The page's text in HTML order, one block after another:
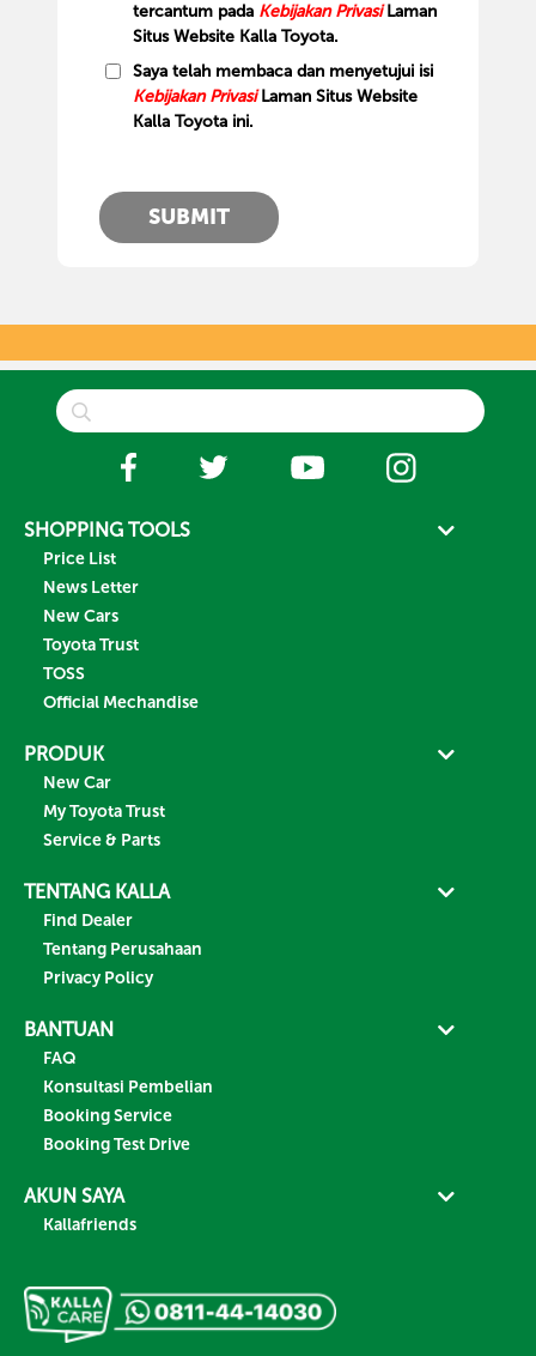
tercantum pada Kebijakan PrivasiLaman
Situs Website Kalla Toyota.
Saya telah membaca dan menyetujui isi
Kebijakan PrivasiLaman Situs Website
Kalla Toyota ini.
SUBMIT
SHOPPING TOOLS
Price List
News Letter
New Cars
Toyota Trust
TOSS
Official Mechandise
PRODUK
New Car
My Toyota Trust
Service & Parts
TENTANG KALLA
Find Dealer
Tentang Perusahaan
Privacy Policy
BANTUAN
FAQ
Konsultasi Pembelian
Booking Service
Booking Test Drive
AKUN SAYA
Kallafriends